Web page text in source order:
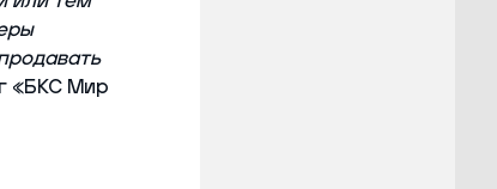
«БКС Мир